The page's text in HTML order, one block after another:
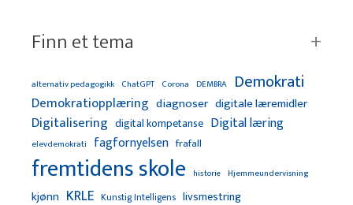
Finn et tema
alternativ pedagogikk ChatGPT Corona DEMBRA Demokrati
Demokratiopplæring diagnoser digitale læremidler
Digitalisering digital kompetanse Digital læring
elevdemokrati fagfornyelsen frafall
fremtidens skole historie Hjemmeundervisning
kjønn KRLE Kunstig Intelligens livsmestring